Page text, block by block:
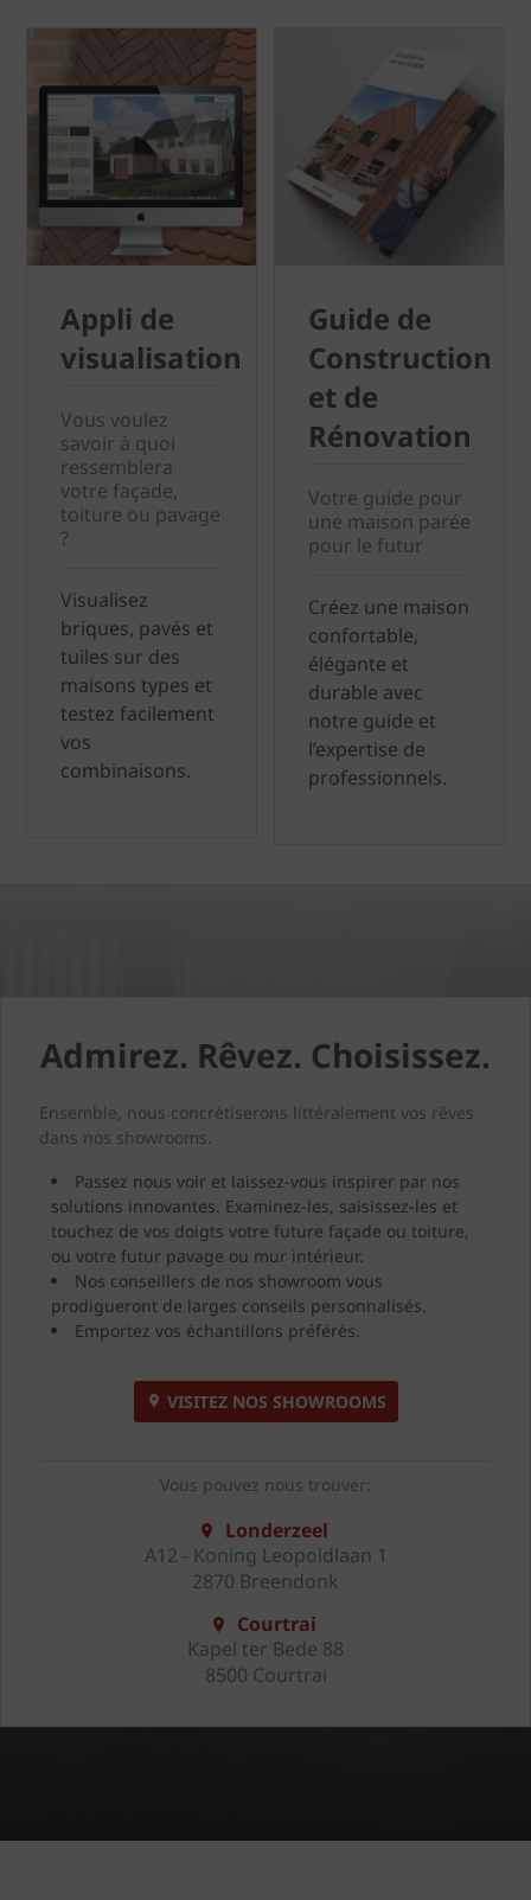
Appli de
visualisation
Vous voulez
savoir à quoi
ressemblera
votre façade,
toiture ou pavage
?
Visualisez
briques, pavés et
tuiles sur des
maisons types et
testez facilement
vos
combinaisons.
Guide de
Construction
et de
Rénovation
Votre guide pour
une maison parée
pour le futur
Créez une maison
confortable,
élégante et
durable avec
notre guide et
l’expertise de
professionnels.
Admirez. Rêvez. Choisissez.
Ensemble, nous concrétiserons littéralement vos rêves
dans nos showrooms.
Passez nous voir et laissez-vous inspirer par nos
solutions innovantes. Examinez-les, saisissez-les et
touchez de vos doigts votre future façade ou toiture,
ou votre futur pavage ou mur intérieur.
Nos conseillers de nos showroom vous
prodigueront de larges conseils personnalisés.
Emportez vos échantillons préférés.
VISITEZ NOS SHOWROOMS
Vous pouvez nous trouver:
Londerzeel
A12 - Koning Leopoldlaan 1
2870 Breendonk
Courtrai
Kapel ter Bede 88
8500 Courtrai